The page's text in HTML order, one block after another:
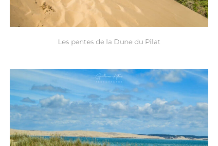
Les pentes de la Dune du Pilat